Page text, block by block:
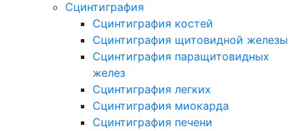
Сцинтиграфия
Сцинтиграфия костей
Сцинтиграфия щитовидной железы
Сцинтиграфия паращитовидных
желез
Сцинтиграфия легких
Сцинтиграфия миокарда
Сцинтиграфия печени